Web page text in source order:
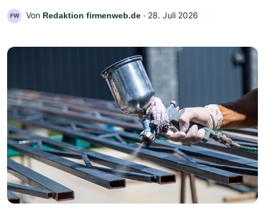
FW Von Redaktion firmenweb.de ‧ 28. Juli 2026